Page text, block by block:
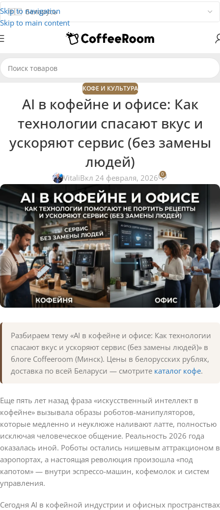
Skip to navigation
Skip to main content
КОФЕ И КУЛЬТУРА
AI в кофейне и офисе: Как
технологии спасают вкус и
ускоряют сервис (без замены
людей)
VitaliВкл 24 февраля, 2026 0
Разбираем тему «AI в кофейне и офисе: Как технологии
спасают вкус и ускоряют сервис (без замены людей)» в
блоге Coffeeroom (Минск). Цены в белорусских рублях,
доставка по всей Беларуси — смотрите каталог кофе.
Еще пять лет назад фраза «искусственный интеллект в
кофейне» вызывала образы роботов-манипуляторов,
которые медленно и неуклюже наливают латте, полностью
исключая человеческое общение. Реальность 2026 года
оказалась иной. Роботы остались нишевым аттракционом в
аэропортах, а настоящая революция произошла «под
капотом» — внутри эспрессо-машин, кофемолок и систем
управления.
Сегодня AI в кофейной индустрии и офисных пространствах